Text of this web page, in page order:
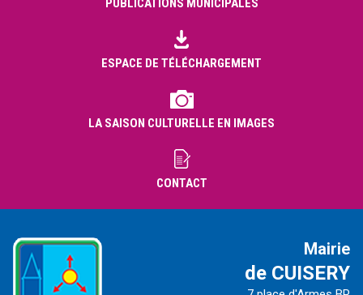
PUBLICATIONS MUNICIPALES
ESPACE DE TÉLÉCHARGEMENT
LA SAISON CULTURELLE EN IMAGES
CONTACT
Mairie
de CUISERY